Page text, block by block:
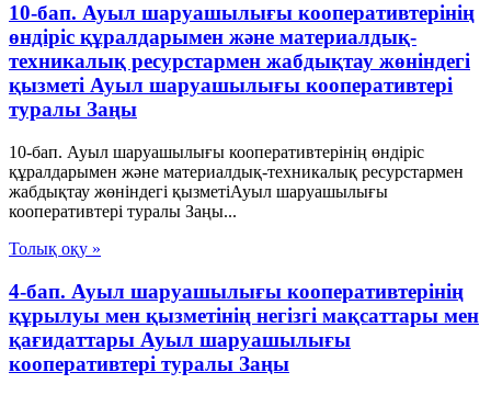
10-бап. Ауыл шаруашылығы кооперативтерінің
өндіріс құралдарымен және материалдық-
техникалық ресурстармен жабдықтау жөніндегі
қызметі Ауыл шаруашылығы кооперативтері
туралы Заңы
10-бап. Ауыл шаруашылығы кооперативтерінің өндіріс
құралдарымен және материалдық-техникалық ресурстармен
жабдықтау жөніндегі қызметіАуыл шаруашылығы
кооперативтері туралы Заңы...
Толық оқу »
4-бап. Ауыл шаруашылығы кооперативтерінің
құрылуы мен қызметінің негізгі мақсаттары мен
қағидаттары Ауыл шаруашылығы
кооперативтері туралы Заңы